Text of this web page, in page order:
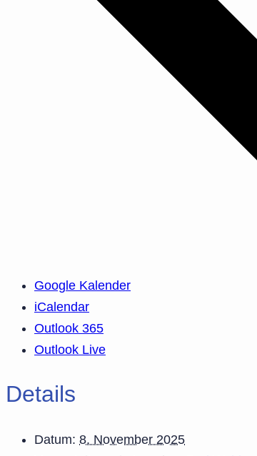
Google Kalender
iCalendar
Outlook 365
Outlook Live
Details
Datum: 8. November 2025